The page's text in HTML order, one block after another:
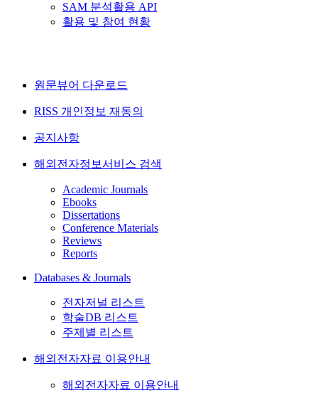
SAM 분석활용 API
활용 및 참여 현황
원문뷰어 다운로드
RISS 개인정보 재동의
공지사항
해외전자정보서비스 검색
Academic Journals
Ebooks
Dissertations
Conference Materials
Reviews
Reports
Databases & Journals
전자저널 리스트
학술DB 리스트
주제별 리스트
해외전자자료 이용안내
해외전자자료 이용안내